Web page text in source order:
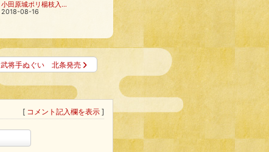
小田原城ポリ楊枝入れ 発売
2018-08-16
武将手ぬぐい 北条発売
[ コメント記入欄を表示 ]